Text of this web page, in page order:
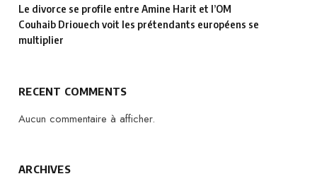
Le divorce se profile entre Amine Harit et l’OM
Couhaib Driouech voit les prétendants européens se
multiplier
RECENT COMMENTS
Aucun commentaire à afficher.
ARCHIVES